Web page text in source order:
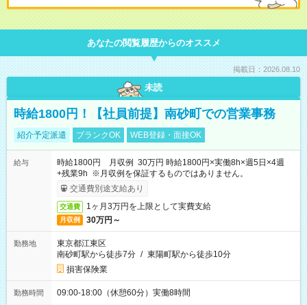
あなたの閲覧履歴からのオススメ
掲載日：2026.08.10
未読
時給1800円！【社員前提】南砂町での営業事務
紹介予定派遣 ブランクOK WEB登録・面接OK
給与
時給1800円 月収例 30万円 時給1800円×実働8h×週5日×4週
+残業9h ※月収例を保証するものではありません。
交通費別途支給あり
交通費 1ヶ月3万円を上限として実費支給
月収例 30万円～
勤務地
東京都江東区
南砂町駅から徒歩7分 / 東陽町駅から徒歩10分
損害保険業
勤務時間 09:00-18:00（休憩60分）実働8時間